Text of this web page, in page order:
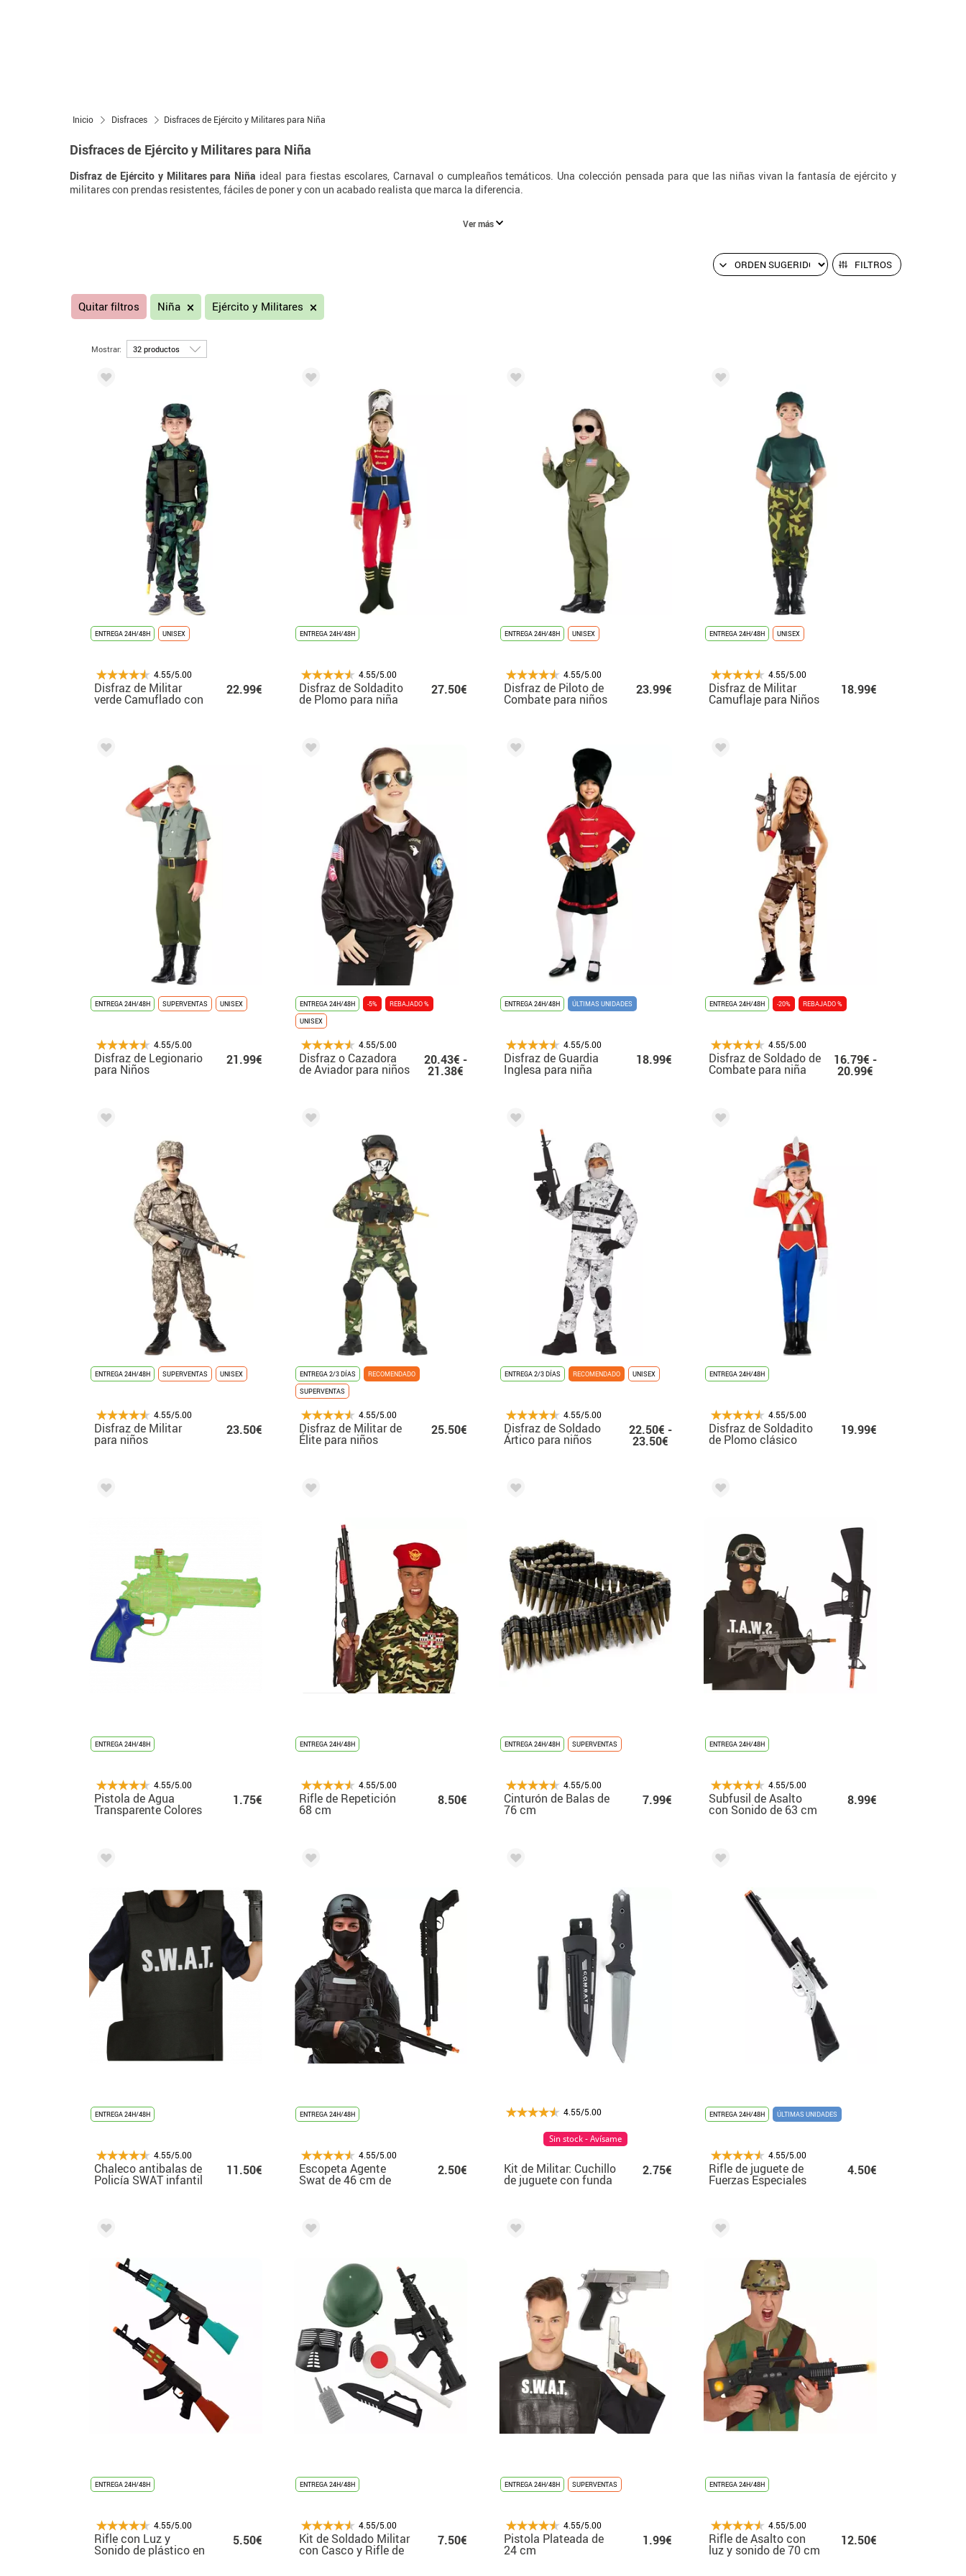
Inicio Disfraces Disfraces de Ejército y Militares para Niña
Disfraces de Ejército y Militares para Niña
Disfraz de Ejército y Militares para Niña ideal para fiestas escolares, Carnaval o cumpleaños temáticos. Una colección pensada para que las niñas vivan la fantasía de ejército y
militares con prendas resistentes, fáciles de poner y con un acabado realista que marca la diferencia.
Ver más
FILTROS
Quitar filtros Niña Ejército y Militares
Mostrar:
ENTREGA 24H/48H UNISEX
4.55/5.00
Disfraz de Militar
verde Camuflado con
22.99€
ENTREGA 24H/48H
4.55/5.00
Disfraz de Soldadito
de Plomo para niña
27.50€
ENTREGA 24H/48H UNISEX
4.55/5.00
Disfraz de Piloto de
Combate para niños
23.99€
ENTREGA 24H/48H UNISEX
4.55/5.00
Disfraz de Militar
Camuflaje para Niños
18.99€
ENTREGA 24H/48H SUPERVENTAS UNISEX
4.55/5.00
Disfraz de Legionario
para Niños
21.99€
ENTREGA 24H/48H -5%
REBAJADO %
UNISEX
4.55/5.00
Disfraz o Cazadora
de Aviador para niños
20.43€ -
21.38€
ENTREGA 24H/48H ÚLTIMAS UNIDADES
4.55/5.00
Disfraz de Guardia
Inglesa para niña
18.99€
ENTREGA 24H/48H -20% REBAJADO %
4.55/5.00
Disfraz de Soldado de
Combate para niña
16.79€ -
20.99€
ENTREGA 24H/48H SUPERVENTAS UNISEX
4.55/5.00
Disfraz de Militar
para niños
23.50€
ENTREGA 2/3 DÍAS
RECOMENDADO
SUPERVENTAS
4.55/5.00
Disfraz de Militar de
Élite para niños
25.50€
ENTREGA 2/3 DÍAS RECOMENDADO UNISEX
4.55/5.00
Disfraz de Soldado
Ártico para niños
22.50€ -
23.50€
ENTREGA 24H/48H
4.55/5.00
Disfraz de Soldadito
de Plomo clásico
19.99€
ENTREGA 24H/48H
4.55/5.00
Pistola de Agua
Transparente Colores
23 cm
1.75€
ENTREGA 24H/48H
4.55/5.00
Rifle de Repetición
68 cm
8.50€
ENTREGA 24H/48H SUPERVENTAS
4.55/5.00
Cinturón de Balas de
76 cm
7.99€
ENTREGA 24H/48H
4.55/5.00
Subfusil de Asalto
con Sonido de 63 cm
8.99€
ENTREGA 24H/48H
4.55/5.00
Chaleco antibalas de
Policía SWAT infantil
11.50€
ENTREGA 24H/48H
4.55/5.00
Escopeta Agente
Swat de 46 cm de
2.50€
4.55/5.00
Kit de Militar: Cuchillo
de juguete con funda
2.75€
Sin stock - Avísame
ENTREGA 24H/48H ÚLTIMAS UNIDADES
4.55/5.00
Rifle de juguete de
Fuerzas Especiales
con sonido
4.50€
ENTREGA 24H/48H
4.55/5.00
Rifle con Luz y
Sonido de plástico en
colores surtidos
5.50€
ENTREGA 24H/48H
4.55/5.00
Kit de Soldado Militar
con Casco y Rifle de
7.50€
ENTREGA 24H/48H SUPERVENTAS
4.55/5.00
Pistola Plateada de
24 cm
1.99€
ENTREGA 24H/48H
4.55/5.00
Rifle de Asalto con
luz y sonido de 70 cm
12.50€